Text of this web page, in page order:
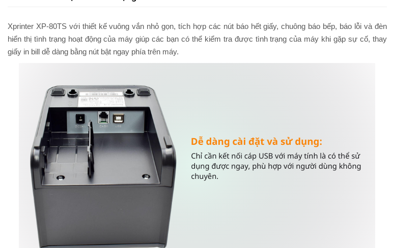
Xprinter XP-80TS với thiết kế vuông vắn nhỏ gọn, tích hợp các nút báo hết giấy, chuông báo bếp, báo lỗi và đèn
hiển thị tình trạng hoạt động của máy giúp các bạn có thể kiểm tra được tình trạng của máy khi gặp sự cố, thay
giấy in bill dễ dàng bằng nút bật ngay phía trên máy.